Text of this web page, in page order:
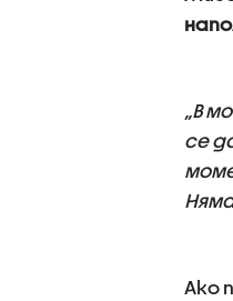
„В
се
Ако